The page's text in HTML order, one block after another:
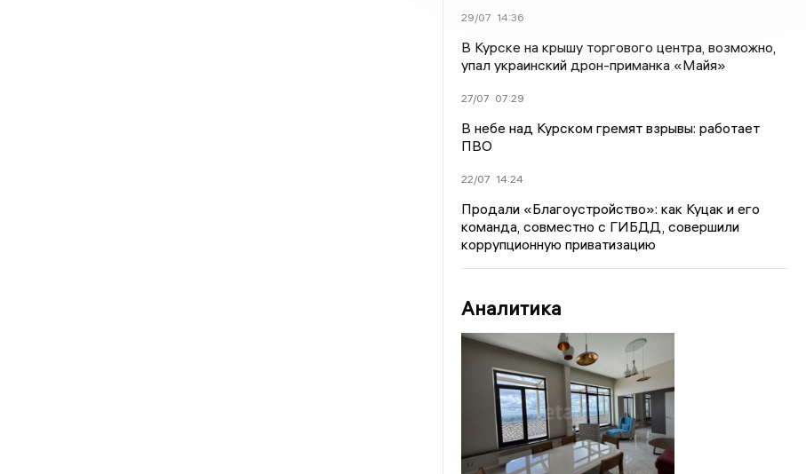
29/07 14:36
В Курске на крышу торгового центра, возможно,
упал украинский дрон-приманка «Майя»
27/07 07:29
В небе над Курском гремят взрывы: работает
ПВО
22/07 14:24
Продали «Благоустройство»: как Куцак и его
команда, совместно с ГИБДД, совершили
коррупционную приватизацию
Аналитика